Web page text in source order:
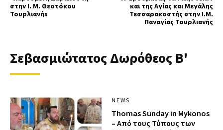
στην I. M. Θεoτόκoυ
Toυpλιαvήs
και της Αγίας και Μεγάλης
Τεσσαρακοστής στην Ι.Μ.
Παναγίας Τουρλιανής
Σεβασμιώτατος Δωρόθεος Β'
NEWS
Thomas Sunday in Mykonos
– Από τους Τύπους των